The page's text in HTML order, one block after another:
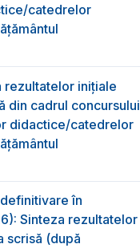
catedrelor
rezultatelor inițiale
din cadrul concursului
didactice/catedrelor
în
Sinteza rezultatelor
scrisă (după